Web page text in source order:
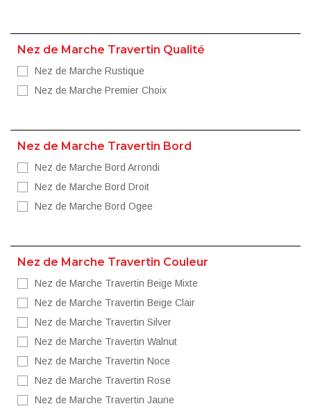
Nez de Marche Travertin Qualité
Nez de Marche Rustique
Nez de Marche Premier Choix
Nez de Marche Travertin Bord
Nez de Marche Bord Arrondi
Nez de Marche Bord Droit
Nez de Marche Bord Ogee
Nez de Marche Travertin Couleur
Nez de Marche Travertin Beige Mixte
Nez de Marche Travertin Beige Clair
Nez de Marche Travertin Silver
Nez de Marche Travertin Walnut
Nez de Marche Travertin Noce
Nez de Marche Travertin Rose
Nez de Marche Travertin Jaune